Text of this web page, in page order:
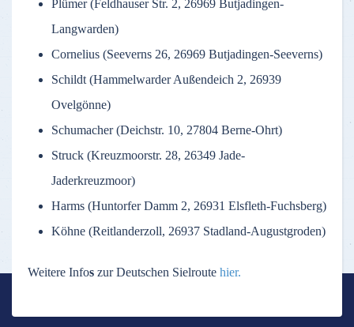
Plümer (Feldhauser Str. 2, 26969 Butjadingen-
Langwarden)
Cornelius (Seeverns 26, 26969 Butjadingen-Seeverns)
Schildt (Hammelwarder Außendeich 2, 26939
Ovelgönne)
Schumacher (Deichstr. 10, 27804 Berne-Ohrt)
Struck (Kreuzmoorstr. 28, 26349 Jade-
Jaderkreuzmoor)
Harms (Huntorfer Damm 2, 26931 Elsfleth-Fuchsberg)
Köhne (Reitlanderzoll, 26937 Stadland-Augustgroden)
Weitere Infos zur Deutschen Sielroute hier.